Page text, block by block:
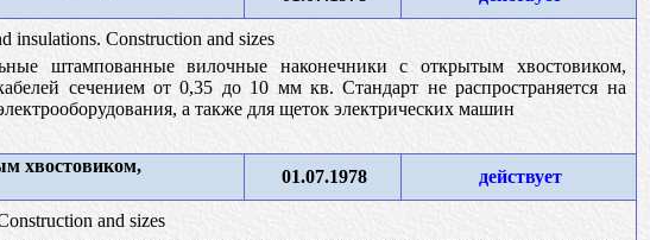
insulations. Construction and sizes
штампованные вилочные наконечники с открытым хвостовиком,
сечением от 0,35 до 10 мм кв. Стандарт не распространяется на
а также для щеток электрических машин
хвостовиком,
01.07.1978 действует
and sizes